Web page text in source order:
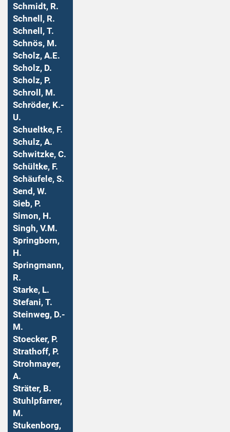
Schmidt, R.
Schnell, R.
Schnell, T.
Schnös, M.
Scholz, A.E.
Scholz, D.
Scholz, P.
Schroll, M.
Schröder, K.-
U.
Schueltke, F.
Schulz, A.
Schwitzke, C.
Schültke, F.
Schäufele, S.
Send, W.
Sieb, P.
Simon, H.
Singh, V.M.
Springborn,
H.
Springmann,
R.
Starke, L.
Stefani, T.
Steinweg, D.-
M.
Stoecker, P.
Strathoff, P.
Strohmayer,
A.
Sträter, B.
Stuhlpfarrer,
M.
Stukenborg,